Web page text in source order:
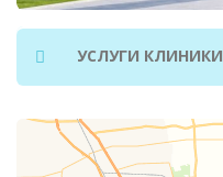
УСЛУГИ КЛИНИКИ